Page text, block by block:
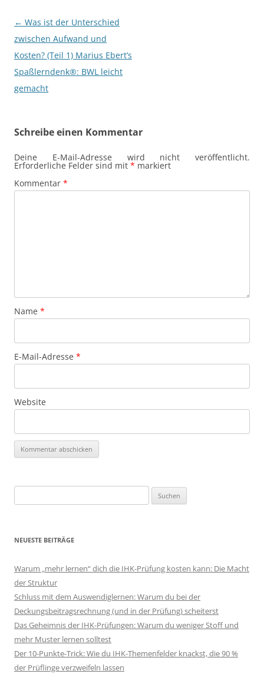
Beitragsnavigation
← Was ist der Unterschied
zwischen Aufwand und
Kosten? (Teil 1) Marius Ebert’s
Spaßlerndenk®: BWL leicht
gemacht
Schreibe einen Kommentar
Deine E-Mail-Adresse wird nicht veröffentlicht.
Erforderliche Felder sind mit * markiert
Kommentar *
Name *
E-Mail-Adresse *
Website
nach:
NEUESTE BEITRÄGE
Warum „mehr lernen“ dich die IHK-Prüfung kosten kann: Die Macht
der Struktur
Schluss mit dem Auswendiglernen: Warum du bei der
Deckungsbeitragsrechnung (und in der Prüfung) scheiterst
Das Geheimnis der IHK-Prüfungen: Warum du weniger Stoff und
mehr Muster lernen solltest
Der 10-Punkte-Trick: Wie du IHK-Themenfelder knackst, die 90 %
der Prüflinge verzweifeln lassen